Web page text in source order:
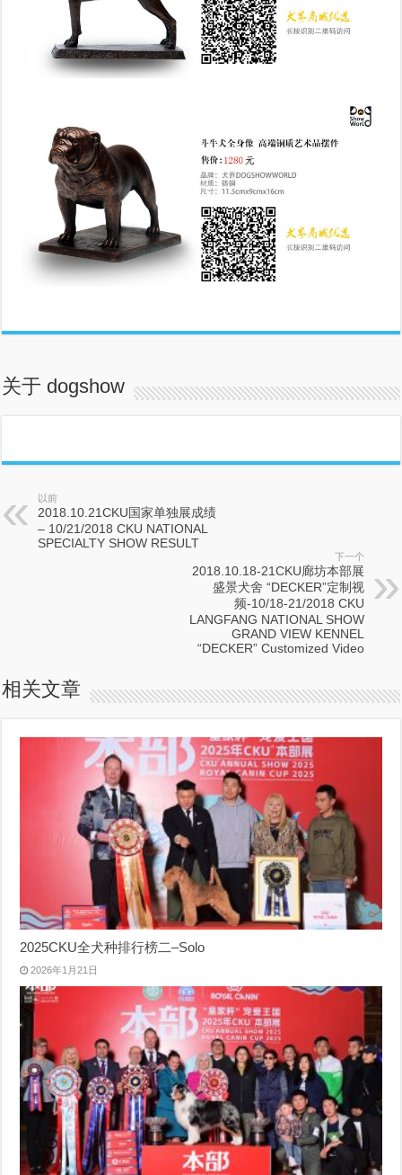
关于 dogshow
以前
2018.10.21CKU国家单独展成绩
– 10/21/2018 CKU NATIONAL
SPECIALTY SHOW RESULT
下一个
2018.10.18-21CKU廊坊本部展
盛景犬舍 “DECKER”定制视
频-10/18-21/2018 CKU
LANGFANG NATIONAL SHOW
GRAND VIEW KENNEL
“DECKER” Customized Video
相关文章
2025CKU全犬种排行榜二–Solo
2026年1月21日